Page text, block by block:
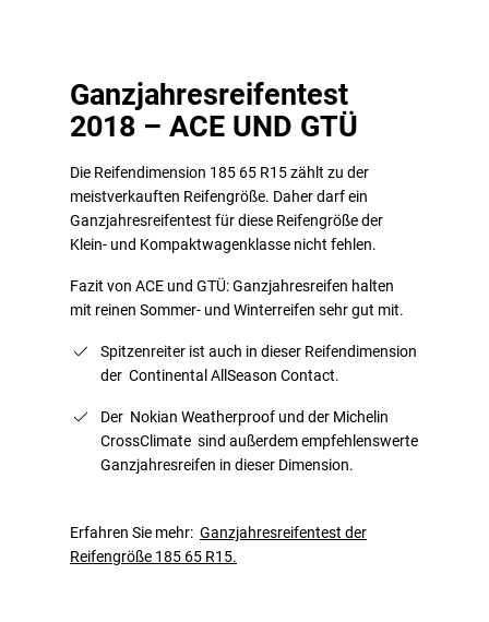
Ganzjahresreifentest
2018 – ACE UND GTÜ
Die Reifendimension 185 65 R15 zählt zu der
meistverkauften Reifengröße. Daher darf ein
Ganzjahresreifentest für diese Reifengröße der
Klein- und Kompaktwagenklasse nicht fehlen.
Fazit von ACE und GTÜ: Ganzjahresreifen halten
mit reinen Sommer- und Winterreifen sehr gut mit.
Spitzenreiter ist auch in dieser Reifendimension
der Continental AllSeason Contact.
Der Nokian Weatherproof und der Michelin
CrossClimate sind außerdem empfehlenswerte
Ganzjahresreifen in dieser Dimension.
Erfahren Sie mehr: Ganzjahresreifentest der
Reifengröße 185 65 R15.